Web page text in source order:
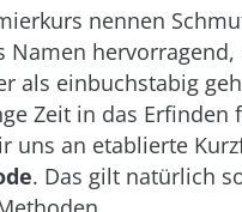
nennen
Namen
als einbuchstabig
Zeit in das
uns an etablierte
. Das gilt natürlich